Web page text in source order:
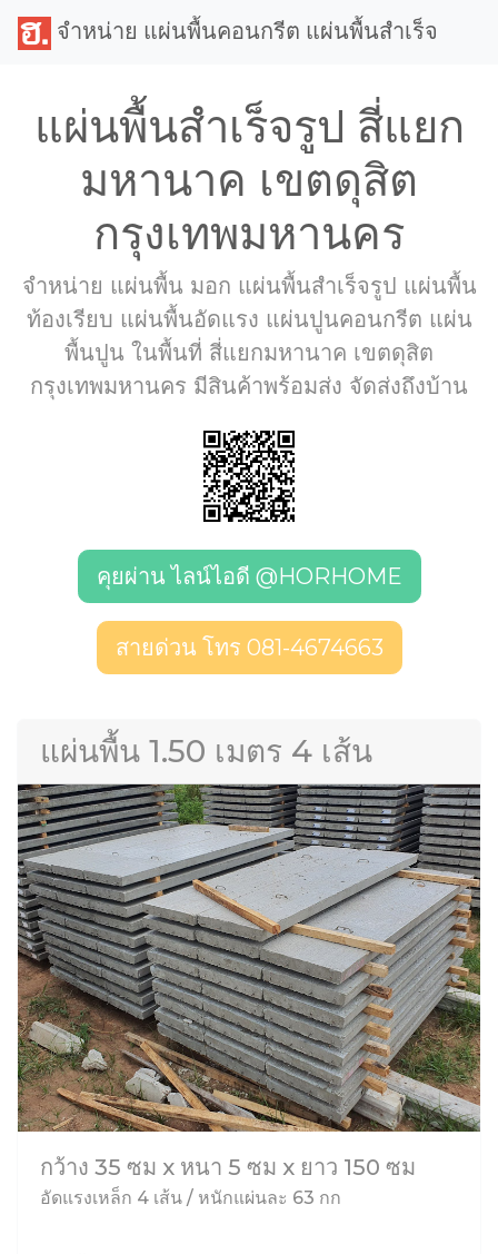
จำหน่าย แผ่นพื้นคอนกรีต แผ่นพื้นสำเร็จ
แผ่นพื้นสำเร็จรูป สี่แยก
มหานาค เขตดุสิต
กรุงเทพมหานคร
จำหน่าย แผ่นพื้น มอก แผ่นพื้นสำเร็จรูป แผ่นพื้น
ท้องเรียบ แผ่นพื้นอัดแรง แผ่นปูนคอนกรีต แผ่น
พื้นปูน ในพื้นที่ สี่แยกมหานาค เขตดุสิต
กรุงเทพมหานคร มีสินค้าพร้อมส่ง จัดส่งถึงบ้าน
คุยผ่าน ไลน์ไอดี @HORHOME
สายด่วน โทร 081-4674663
แผ่นพื้น 1.50 เมตร 4 เส้น
กว้าง 35 ซม x หนา 5 ซม x ยาว 150 ซม
อัดแรงเหล็ก 4 เส้น / หนักแผ่นละ 63 กก